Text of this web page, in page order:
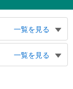
一覧を見る
市北野事務所、タク
一覧を見る